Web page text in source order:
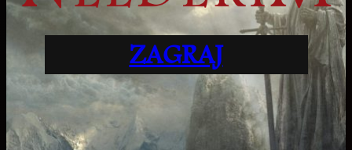
ZAGRAJ